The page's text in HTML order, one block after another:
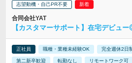
志望動機・自己PR不要
合同会社YAT
【カスタマーサポート】在宅デビュ
正社員 職種・業種未経験OK 完全週休2日
第二新卒歓迎 転勤なし リモートワーク可